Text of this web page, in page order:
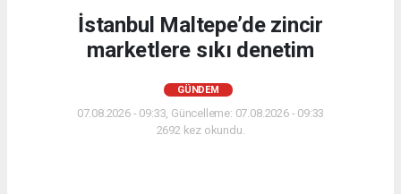
İstanbul Maltepe’de zincir
marketlere sıkı denetim
GÜNDEM
07.08.2026 - 09:33, Güncelleme: 07.08.2026 - 09:33
2692 kez okundu.